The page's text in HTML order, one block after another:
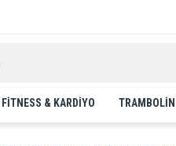
FITNESS & KARDIYO TRAMBOLIN